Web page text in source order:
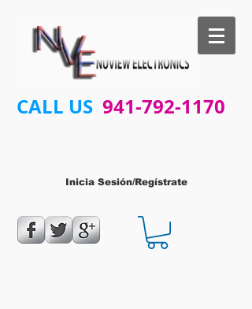
CALL US 941-792-1170
Inicia Sesión/Regístrate